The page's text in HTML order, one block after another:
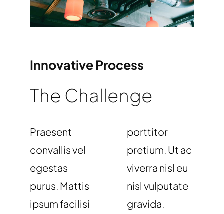
Innovative Process
The Challenge
Praesent
convallis vel
egestas
purus. Mattis
ipsum facilisi
porttitor
pretium. Ut ac
viverra nisl eu
nisl vulputate
gravida.